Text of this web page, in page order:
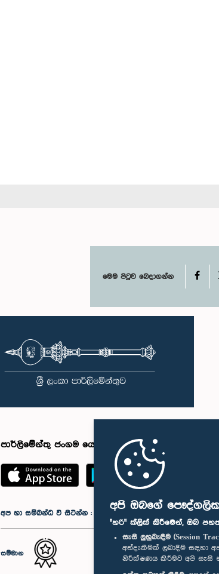
අපි ඔබගේ
"හරි" ක්ලික් කිරීමෙන්, ඔබ
සැසි ලුහුබැඳීම (Session
අත්දැකීමක් ලබාදීම සඳහා
නිරීක්ෂණය කිරීමට අපි සැසි
මෙම පිටුව බෙදාගන්න
පාර්ලිමේන්තු ජංගම යෙදුම
අප හා සම්බන්ධ වී සිටින්න :
සම්මාන